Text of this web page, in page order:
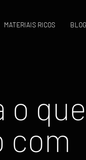
MATERIAIS RICOS BLOG
com